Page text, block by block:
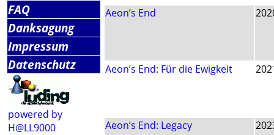
FAQ
Danksagung
Impressum
Datenschutz
powered by
H@LL9000
Aeon’s End
Aeon’s End: Für die Ewigkeit
Aeon’s End: Legacy